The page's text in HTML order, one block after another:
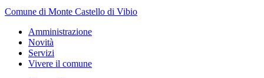
Comune di Monte Castello di Vibio
Amministrazione
Novità
Servizi
Vivere il comune